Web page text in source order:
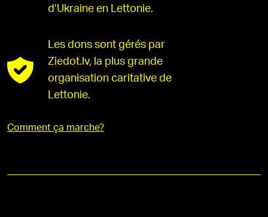
d’Ukraine en Lettonie.
Les dons sont gérés par
Ziedot.lv, la plus grande
organisation caritative de
Lettonie.
Comment ça marche?